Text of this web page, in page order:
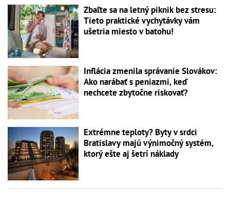
Zbaľte sa na letný piknik bez stresu:
Tieto praktické vychytávky vám
ušetria miesto v batohu!
Inflácia zmenila správanie Slovákov:
Ako narábať s peniazmi, keď
nechcete zbytočne riskovať?
Extrémne teploty? Byty v srdci
Bratislavy majú výnimočný systém,
ktorý ešte aj šetrí náklady